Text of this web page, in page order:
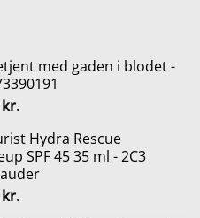
med gaden i blodet -
kr.Den
pris
er:
200,00 kr..
Hydra Rescue
SPF 45 35 ml - 2C3
kr.Den